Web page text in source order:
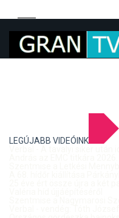
LEGÚJABB VIDEÓINK